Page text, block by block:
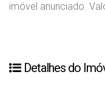
imóvel anunciado.
Detalhes do